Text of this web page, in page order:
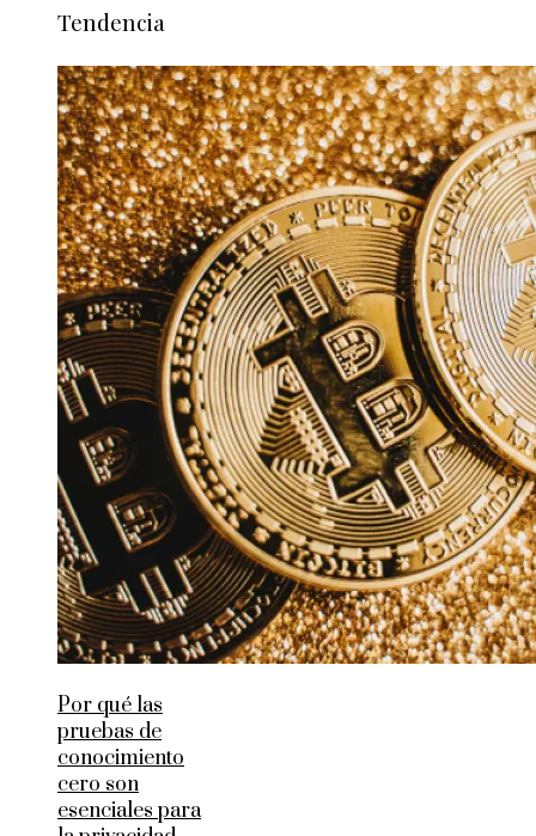
Tendencia
Por qué las
pruebas de
conocimiento
cero son
esenciales para